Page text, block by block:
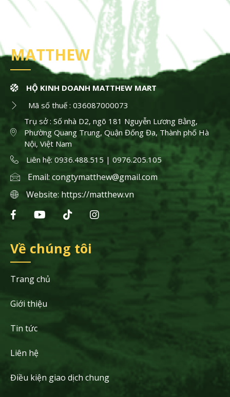
MATTHEW
HỘ KINH DOANH MATTHEW MART
Mã số thuế : 036087000073
Trụ sở : Số nhà D2, ngõ 181 Nguyễn Lương Bằng,
Phường Quang Trung, Quận Đống Đa, Thành phố Hà
Nội, Việt Nam
Liên hệ: 0936.488.515 | 0976.205.105
Email: congtymatthew@gmail.com
Website: https://matthew.vn
Về chúng tôi
Trang chủ
Giới thiệu
Tin tức
Liên hệ
Điều kiện giao dịch chung